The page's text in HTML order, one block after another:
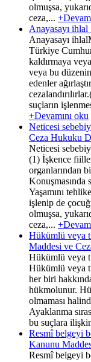
olmuşsa,
ceza,...
Anayasayı ihlal
Anayasayı
Türkiye
kaldırmaya
veya bu
edenler
suçların
+Devamını oku
Neticesi
Ceza Hukuku
Neticesi
(1) İşkence
organlarından
Konuşmasında
Yaşamını
işlenip de
olmuşsa,
ceza,...
Hükümlü veya
Maddesi ve
Hükümlü veya
Hükümlü veya
her biri
hükmolunur.
olmaması
Ayaklanma
bu suçlara
Resmî belgeyi
Kanunu
Resmî belgeyi